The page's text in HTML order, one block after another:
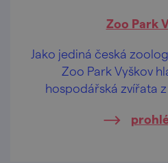
Zoo Park
Jako jediná česká
Zoo Park Vyškov
hospodářská zvířata